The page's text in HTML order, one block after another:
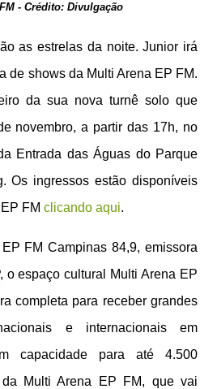
- Crédito: Divulgação
as estrelas da noite. Junior irá
de shows da Multi Arena EP FM.
da sua nova turnê solo que
novembro, a partir das 17h, no
Entrada das Águas do Parque
Os ingressos estão disponíveis
FM clicando aqui.
FM Campinas 84,9, emissora
o espaço cultural Multi Arena EP
completa para receber grandes
e internacionais em
capacidade para até 4.500
Multi Arena EP FM, que vai